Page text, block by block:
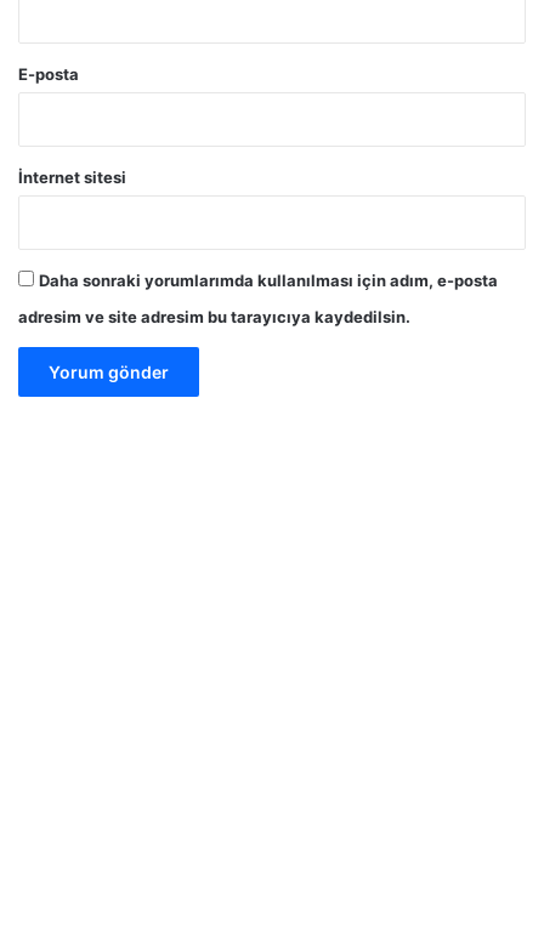
E-posta
İnternet sitesi
Daha sonraki yorumlarımda kullanılması için adım, e-posta
adresim ve site adresim bu tarayıcıya kaydedilsin.